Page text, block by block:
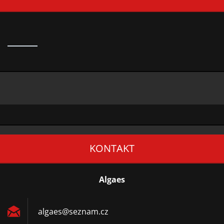
KONTAKT
Algaes
algaes@seznam.cz